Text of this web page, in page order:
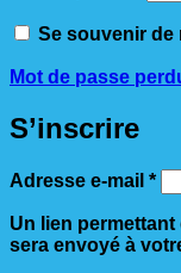
Se souvenir de
Mot de passe
S’inscrire
Adresse e-mail *
Un lien
sera envoyé à